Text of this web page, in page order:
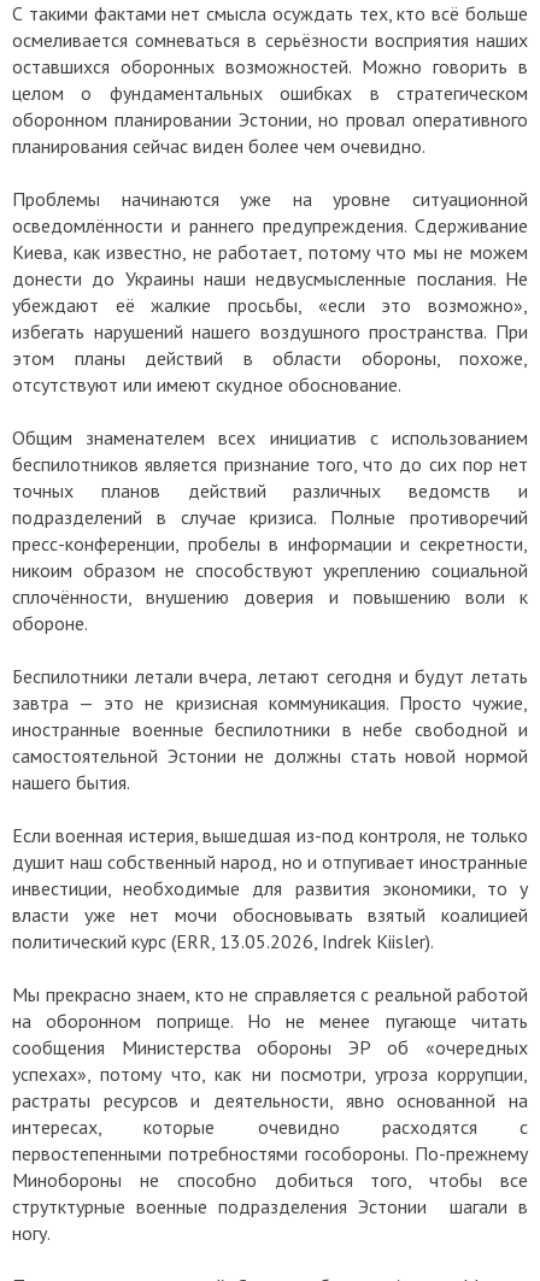
С такими фактами нет смысла осуждать тех, кто всё больше
осмеливается сомневаться в серьёзности восприятия наших
оставшихся оборонных возможностей. Можно говорить в
целом о фундаментальных ошибках в стратегическом
оборонном планировании Эстонии, но провал оперативного
планирования сейчас виден более чем очевидно.
Проблемы начинаются уже на уровне ситуационной
осведомлённости и раннего предупреждения. Сдерживание
Киева, как известно, не работает, потому что мы не можем
донести до Украины наши недвусмысленные послания. Не
убеждают её жалкие просьбы, «если это возможно»,
избегать нарушений нашего воздушного пространства. При
этом планы действий в области обороны, похоже,
отсутствуют или имеют скудное обоснование.
Общим знаменателем всех инициатив с использованием
беспилотников является признание того, что до сих пор нет
точных планов действий различных ведомств и
подразделений в случае кризиса. Полные противоречий
пресс-конференции, пробелы в информации и секретности,
никоим образом не способствуют укреплению социальной
сплочённости, внушению доверия и повышению воли к
обороне.
Беспилотники летали вчера, летают сегодня и будут летать
завтра — это не кризисная коммуникация. Просто чужие,
иностранные военные беспилотники в небе свободной и
самостоятельной Эстонии не должны стать новой нормой
нашего бытия.
Если военная истерия, вышедшая из-под контроля, не только
душит наш собственный народ, но и отпугивает иностранные
инвестиции, необходимые для развития экономики, то у
власти уже нет мочи обосновывать взятый коалицией
политический курс (ERR, 13.05.2026, Indrek Kiisler).
Мы прекрасно знаем, кто не справляется с реальной работой
на оборонном поприще. Но не менее пугающе читать
сообщения Министерства обороны ЭР об «очередных
успехах», потому что, как ни посмотри, угроза коррупции,
растраты ресурсов и деятельности, явно основанной на
интересах, которые очевидно расходятся с
первостепенными потребностями гособороны. По-прежнему
Минобороны не способно добиться того, чтобы все
струтктурные военные подразделения Эстонии шагали в
ногу.